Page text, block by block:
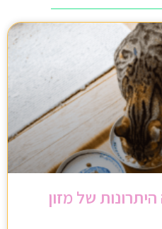
של מזון